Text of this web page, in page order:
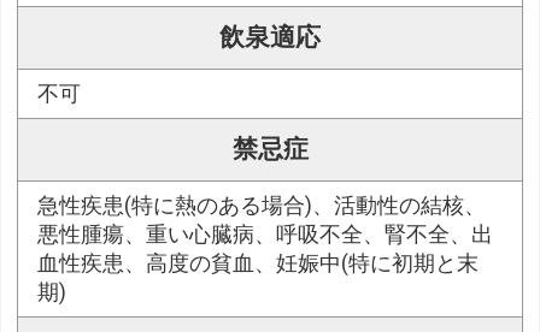
飲泉適応
不可
禁忌症
急性疾患(特に熱のある場合)、活動性の結核、
悪性腫瘍、重い心臓病、呼吸不全、腎不全、出
血性疾患、高度の貧血、妊娠中(特に初期と末
期)